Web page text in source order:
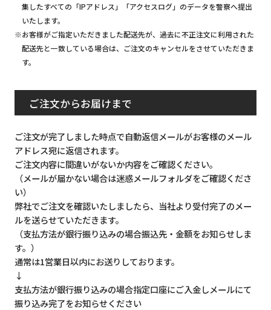
集したすべての「IPアドレス」「アクセスログ」のデータを警察へ提出
いたします。
※お客様がご指定いただきました配送先が、過去に不正注文に利用された
配送先と一致している場合は、ご注文のキャンセルをさせていただきま
す。
ご注文からお届けまで
ご注文が完了しました時点で自動返信メールがお客様のメール
アドレス宛に返信されます。
ご注文内容に間違いがないか内容をご確認ください。
（メールが届かない場合は迷惑メールフォルダをご確認くださ
い）
弊社でご注文を確認いたしましたら、当社より受付完了のメー
ルを送らせていただきます。
（支払方法が銀行振り込みの場合振込先・金額をお知らせしま
す。）
通常は1営業日以内にお送りしております。
↓
支払方法が銀行振り込みの場合指定口座にご入金しメールにて
振り込み完了をお知らせください